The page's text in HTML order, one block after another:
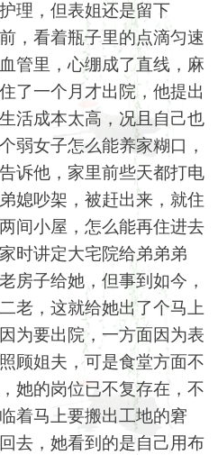
理，但表姐还是留下
，看着瓶子里的点滴匀速
管里，心绷成了直线，麻
了一个月才出院，他提出
活成本太高，况且自己也
弱女子怎么能养家糊口，
诉他，家里前些天都打电
媳吵架，被赶出来，就住
间小屋，怎么能再住进去
时讲定大宅院给弟弟弟
房子给她，但事到如今，
老，这就给她出了个马上
为要出院，一方面因为表
顾姐夫，可是食堂方面不
她的岗位已不复存在，不
着马上要搬出工地的窘
去，她看到的是自己用布